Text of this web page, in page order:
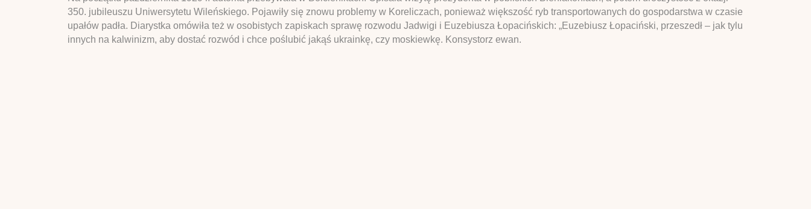
350. jubileuszu Uniwersytetu Wileńskiego. Pojawiły się znowu problemy w Koreliczach, ponieważ większość ryb transportowanych do gospodarstwa w czasie
upałów padła. Diarystka omówiła też w osobistych zapiskach sprawę rozwodu Jadwigi i Euzebiusza Łopacińskich: „Euzebiusz Łopaciński, przeszedł – jak tylu
innych na kalwinizm, aby dostać rozwód i chce poślubić jakąś ukrainkę, czy moskiewkę. Konsystorz ewan.